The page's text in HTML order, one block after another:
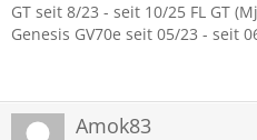
GT seit 8/23 - seit 10/25 FL GT
Genesis GV70e seit 05/23 - seit
Amok83